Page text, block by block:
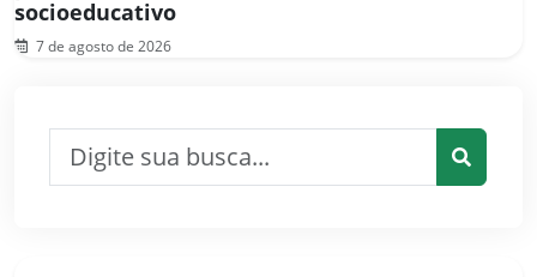
socioeducativo
7 de agosto de 2026